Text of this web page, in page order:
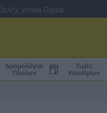
Vrisko Digital
Δρομολόγια
Πλοίων
Τιμές
Καυσίμων